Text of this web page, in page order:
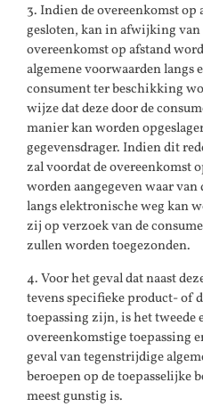
3. Indien de overeenkomst
gesloten, kan in afwijking
overeenkomst op afstand
algemene voorwaarden langs
consument ter beschikking
wijze dat deze door de
manier kan worden
gegevensdrager. Indien dit
zal voordat de overeenkomst
worden aangegeven waar
langs elektronische weg kan
zij op verzoek van de
zullen worden toegezonden.
4. Voor het geval dat naast
tevens specifieke product- of
toepassing zijn, is het tweede
overeenkomstige toepassing
geval van tegenstrijdige
beroepen op de toepasselijke
meest gunstig is.